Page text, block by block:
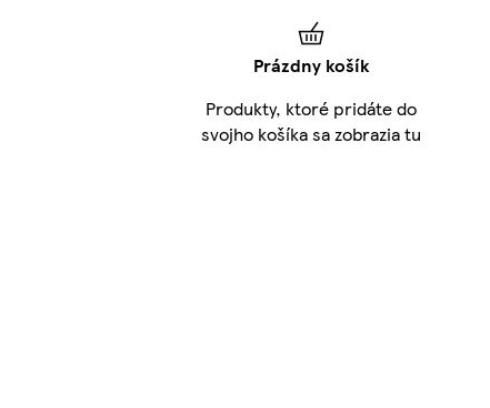
Prázdny košík
Produkty, ktoré pridáte do
svojho košíka sa zobrazia tu